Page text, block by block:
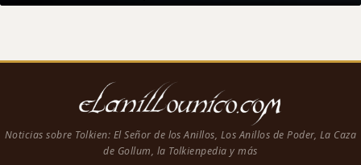
Noticias sobre Tolkien: El Señor de los Anillos, Los Anillos de Poder, La Caza
de Gollum, la Tolkienpedia y más